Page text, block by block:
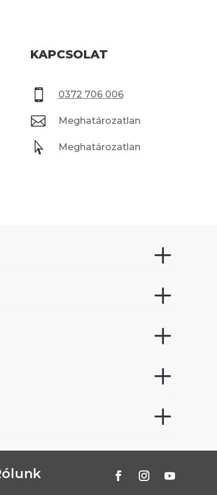
KAPCSOLAT
 0372 706 006
 Meghatározatlan
 Meghatározatlan